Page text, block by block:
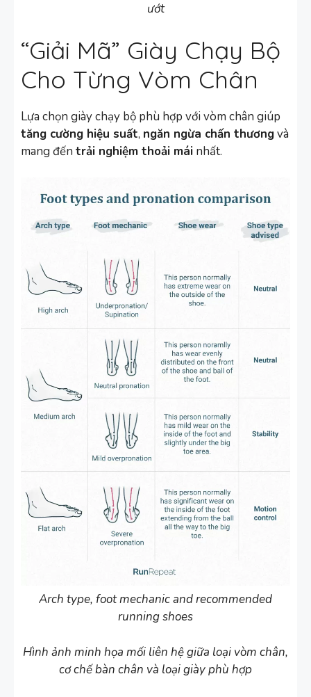
ướt
“Giải Mã” Giày Chạy Bộ
Cho Từng Vòm Chân
Lựa chọn giày chạy bộ phù hợp với vòm chân giúp
tăng cường hiệu suất, ngăn ngừa chấn thươngvà
mang đến trải nghiệm thoải mái nhất.
Arch type, foot mechanic and recommended
running shoes
Hình ảnh minh họa mối liên hệ giữa loại vòm chân,
cơ chế bàn chân và loại giày phù hợp